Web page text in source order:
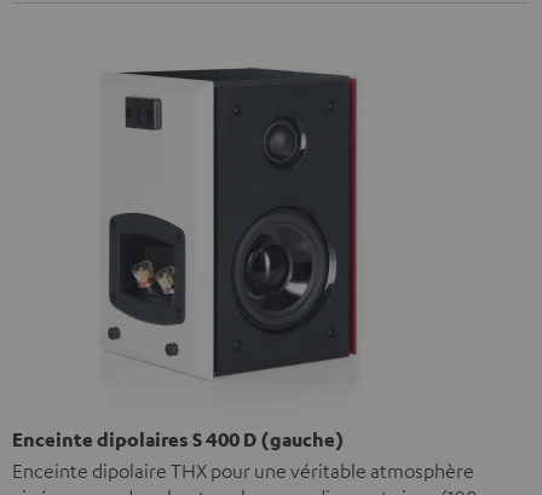
Enceinte dipolaires S 400 D (gauche)
Enceinte dipolaire THX pour une véritable atmosphère